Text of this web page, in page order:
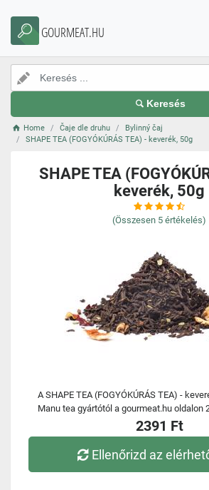
GOURMEAT.HU
Keresés
Home Čaje dle druhu
Bylinný čaj
SHAPE TEA (FOGYÓKÚRÁS TEA) - keverék, 50g
SHAPE TEA
keverék, 50g
(Összesen 5 értékelés)
A SHAPE TEA (FOGYÓKÚRÁS TEA) -
Manu tea gyártótól a gourmeat.hu oldalon
2391 Ft
Ellenőrizd az